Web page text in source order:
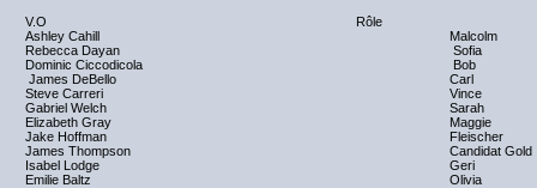
V.O
Rôle
Ashley Cahill
Malcolm
Rebecca Dayan
Sofia
Dominic Ciccodicola
Bob
James DeBello
Carl
Steve Carreri
Vince
Gabriel Welch
Sarah
Elizabeth Gray
Maggie
Jake Hoffman
Fleischer
James Thompson
Candidat Gold
Isabel Lodge
Geri
Emilie Baltz
Olivia